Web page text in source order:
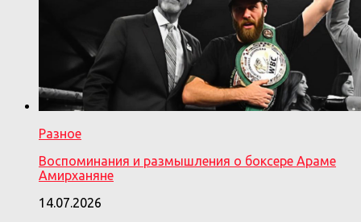
Разное
Воспоминания и размышления о боксере Араме
Амирханяне
14.07.2026